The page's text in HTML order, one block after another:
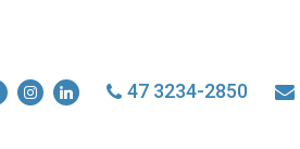
47 3234-2850